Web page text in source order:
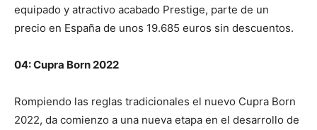
equipado y atractivo acabado Prestige, parte de un
precio en España de unos 19.685 euros sin descuentos.
04: Cupra Born 2022
Rompiendo las reglas tradicionales el nuevo Cupra Born
2022, da comienzo a una nueva etapa en el desarrollo de